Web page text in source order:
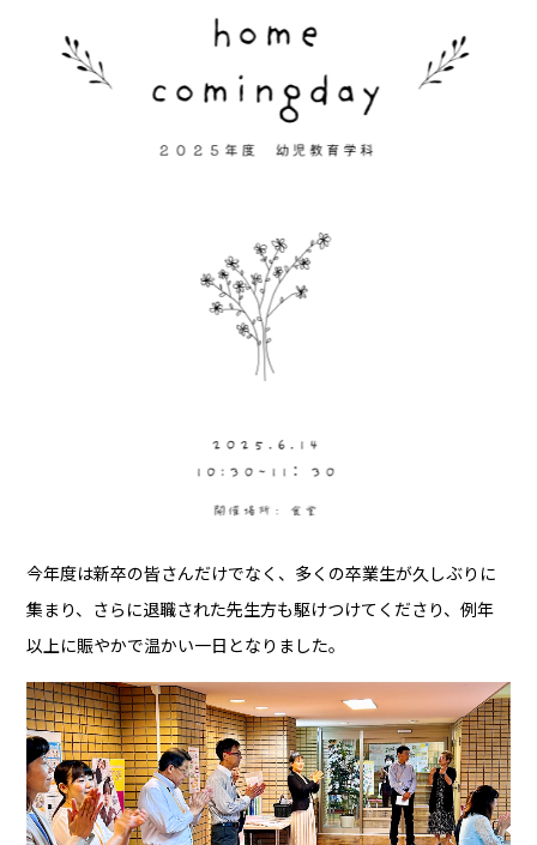
今年度は新卒の皆さんだけでなく、多くの卒業生が久しぶりに
集まり、さらに退職された先生方も駆けつけてくださり、例年
以上に賑やかで温かい一日となりました。